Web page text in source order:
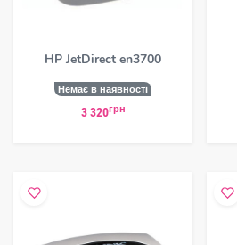
HP JetDirect en3700
Немає в наявності
3 320грн